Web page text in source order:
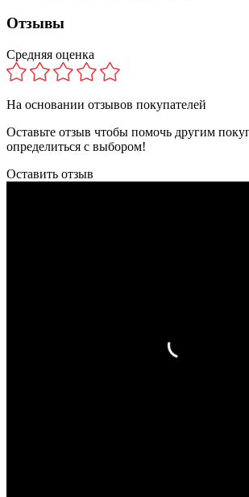
Отзывы
Средняя оценка
На основании отзывов покупателей
Оставьте отзыв чтобы помочь другим
определиться с выбором!
Оставить отзыв